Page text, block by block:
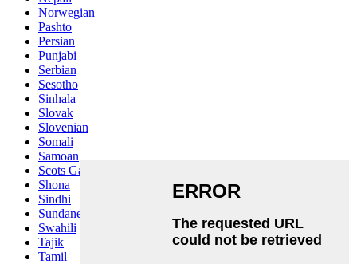
Norwegian
Pashto
Persian
Punjabi
Serbian
Sesotho
Sinhala
Slovak
Slovenian
Somali
Samoan
Scots Gaelic
Shona
Sindhi
Sundanese
Swahili
Tajik
Tamil